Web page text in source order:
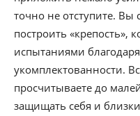
точно не отступите. Вы
построить «крепость»,
испытаниями
укомплектованности.
просчитываете до
защищать себя и